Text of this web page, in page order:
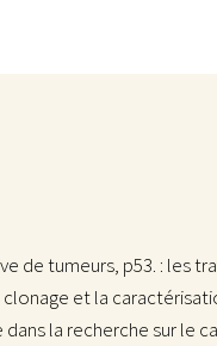
de tumeurs, p53. : les
et la
la recherche sur le